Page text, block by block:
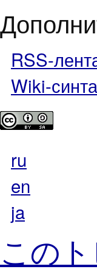
RSS-
Wiki-
ru
en
ja
この